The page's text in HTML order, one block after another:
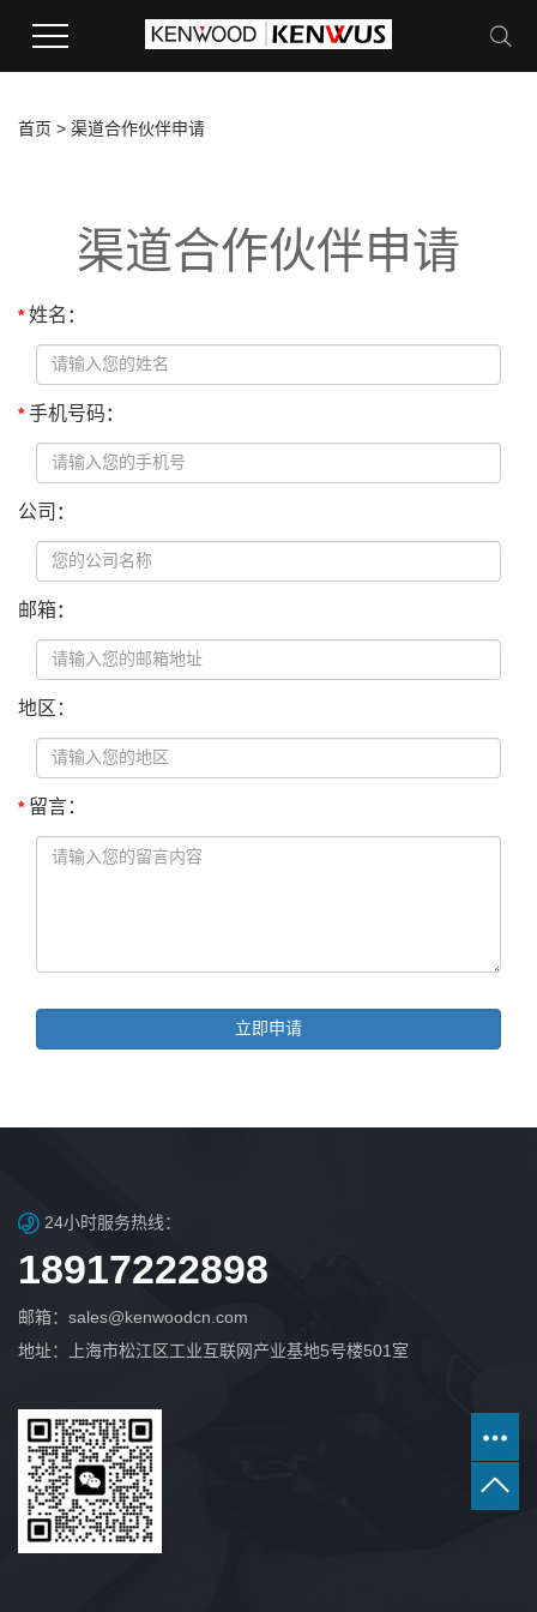
首页 > 渠道合作伙伴申请
渠道合作伙伴申请
* 姓名 ：
* 手机号码：
公司 ：
邮箱：
地区：
* 留言：
24小时服务热线：
18917222898
邮箱：sales@kenwoodcn.com
地址：上海市松江区工业互联网产业基地5号楼501室